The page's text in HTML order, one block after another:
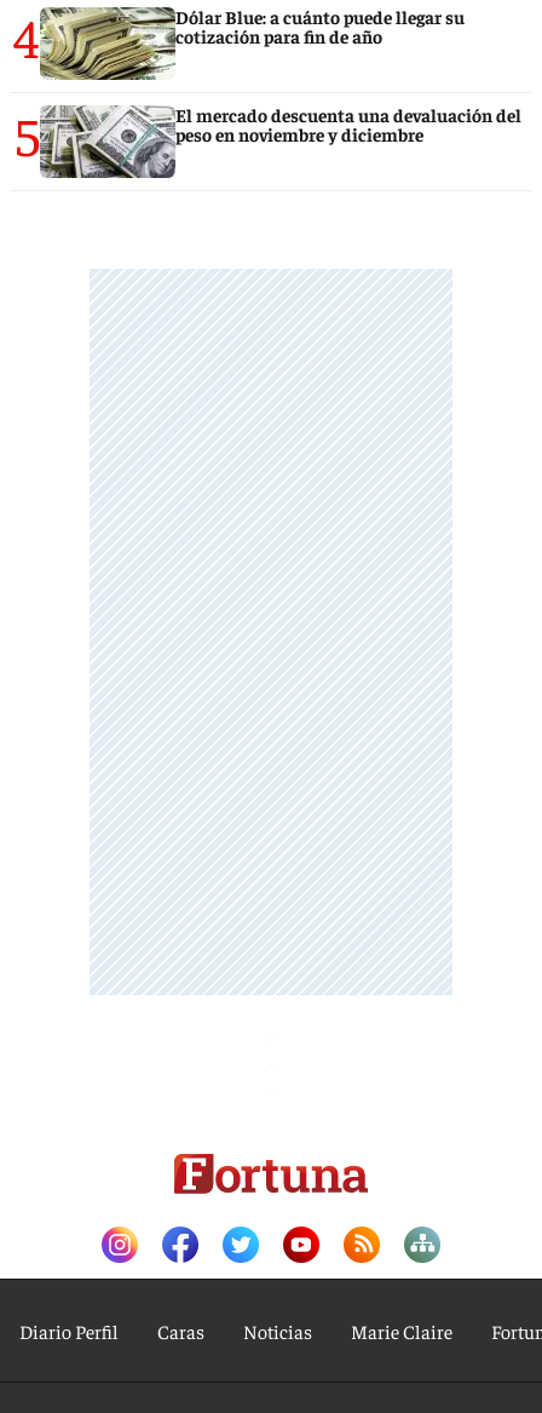
4
Dólar Blue: a cuánto puede llegar su
cotización para fin de año
5
El mercado descuenta una devaluación del
peso en noviembre y diciembre
Diario Perfil Caras Noticias Marie Claire